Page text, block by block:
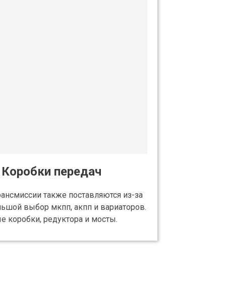
Коробки передач
также поставляются из-за
выбор мкпп, акпп и вариаторов.
коробки, редуктора и мосты.